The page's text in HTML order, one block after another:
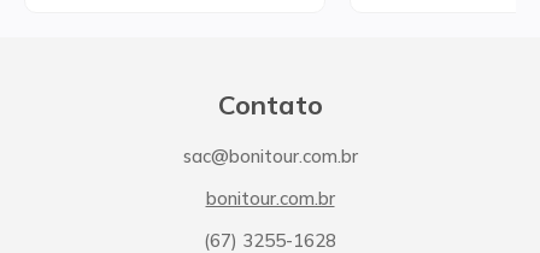
Contato
sac@bonitour.com.br
bonitour.com.br
(67) 3255-1628